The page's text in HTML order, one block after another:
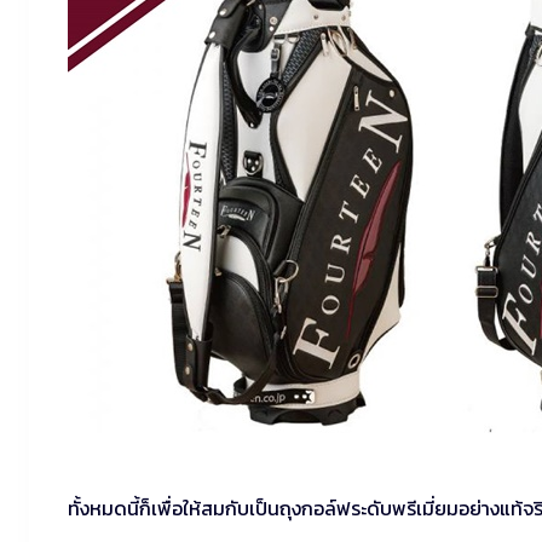
ทั้งหมดนี้ก็เพื่อให้สมกับเป็นถุงกอล์ฟระดับพรีเมี่ยมอย่างแท้จ